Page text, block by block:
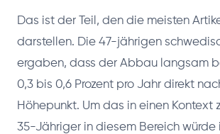
Das ist der Teil, den die meisten
darstellen. Die 47-jährigen
ergaben, dass der Abbau langsam
0,3 bis 0,6 Prozent pro Jahr direkt
Höhepunkt. Um das in einen Kontext
35-Jähriger in diesem Bereich würde